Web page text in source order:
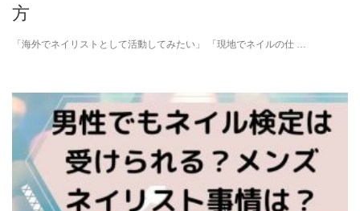
方
「海外でネイリストとして活動してみたい」 「現地でネイルの仕 …